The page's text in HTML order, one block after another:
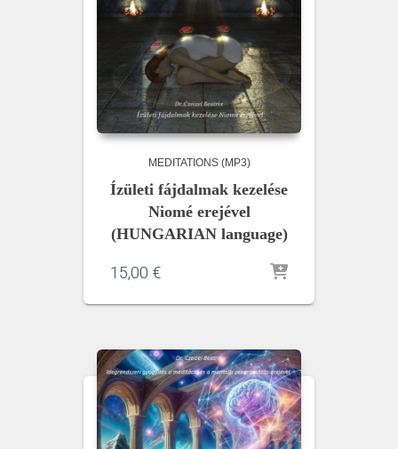
MEDITATIONS (MP3)
Ízületi fájdalmak kezelése
Niomé erejével
(HUNGARIAN language)
15,00 €